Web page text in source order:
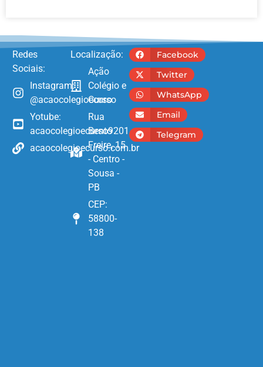
Redes
Sociais:
Instagram:
@acaocolegioecurso
Yotube:
acaocolegioecurso9201
acaocolegioecurso.com.br
Localização:
Ação
Colégio e
Curso
Rua
Bento
Freire, 15
- Centro -
Sousa -
PB
CEP:
58800-
138
Facebook
Twitter
WhatsApp
Email
Telegram